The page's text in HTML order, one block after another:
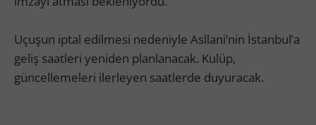
Uçuşun iptal edilmesi nedeniyle Asllani’nin İstanbul’a
geliş saatleri yeniden planlanacak. Kulüp,
güncellemeleri ilerleyen saatlerde duyuracak.